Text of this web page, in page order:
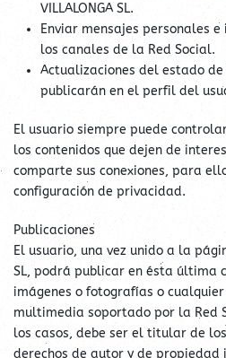
VILLALONGA SL.
Enviar mensajes personales
los canales de la Red Social.
Actualizaciones del estado
publicarán en el perfil del
El usuario siempre puede
los contenidos que dejen de
comparte sus conexiones, para
configuración de privacidad.
Publicaciones
El usuario, una vez unido a la
SL, podrá publicar en ésta última
imágenes o fotografías o
multimedia soportado por la Red
los casos, debe ser el titular de
derechos de autor y de